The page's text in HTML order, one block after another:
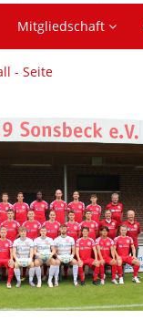
Mitgliedschaft
- Seite